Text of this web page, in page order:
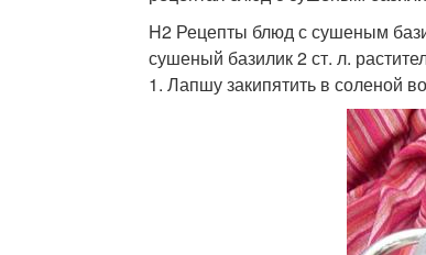
H2 Рецепты блюд с сушеным
сушеный базилик 2 ст. л.
1. Лапшу закипятить в соленой